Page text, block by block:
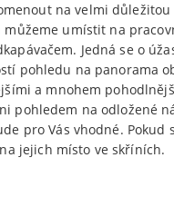
na velmi
umístit na
Jedná se o
pohledu na panorama
a mnohem
pohledem na odložené
pro Vás vhodné.
jejich místo ve skříních.